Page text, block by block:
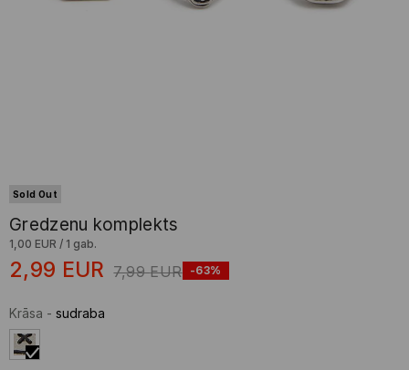
Sold Out
Gredzenu komplekts
1,00 EUR / 1 gab.
2,99 EUR 7,99 EUR -63%
Krāsa - sudraba